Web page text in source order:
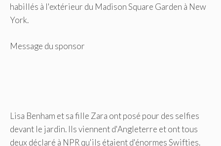
habillés à l'extérieur du Madison Square Garden à New
York.
Message du sponsor
Lisa Benham et sa fille Zara ont posé pour des selfies
devant le jardin. Ils viennent d'Angleterre et ont tous
deux déclaré à NPR qu'ils étaient d'énormes Swifties.